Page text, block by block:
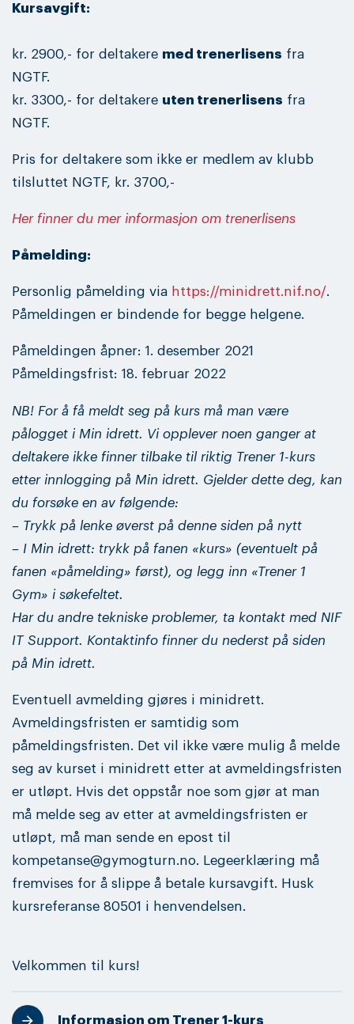
Kursavgift:
kr. 2900,- for deltakere med trenerlisens fra
NGTF.
kr. 3300,- for deltakere uten trenerlisens fra
NGTF.
Pris for deltakere som ikke er medlem av klubb
tilsluttet NGTF, kr. 3700,-
Her finner du mer informasjon om trenerlisens
Påmelding:
Personlig påmelding via https://minidrett.nif.no/.
Påmeldingen er bindende for begge helgene.
Påmeldingen åpner: 1. desember 2021
Påmeldingsfrist: 18. februar 2022
NB! For å få meldt seg på kurs må man være
pålogget i Min idrett. Vi opplever noen ganger at
deltakere ikke finner tilbake til riktig Trener 1-kurs
etter innlogging på Min idrett. Gjelder dette deg, kan
du forsøke en av følgende:
– Trykk på lenke øverst på denne siden på nytt
– I Min idrett: trykk på fanen «kurs» (eventuelt på
fanen «påmelding» først), og legg inn «Trener 1
Gym» i søkefeltet.
Har du andre tekniske problemer, ta kontakt med NIF
IT Support. Kontaktinfo finner du nederst på siden
på Min idrett.
Eventuell avmelding gjøres i minidrett.
Avmeldingsfristen er samtidig som
påmeldingsfristen. Det vil ikke være mulig å melde
seg av kurset i minidrett etter at avmeldingsfristen
er utløpt. Hvis det oppstår noe som gjør at man
må melde seg av etter at avmeldingsfristen er
utløpt, må man sende en epost til
kompetanse@gymogturn.no. Legeerklæring må
fremvises for å slippe å betale kursavgift. Husk
kursreferanse 80501 i henvendelsen.
Velkommen til kurs!
Informasjon om Trener 1-kurs